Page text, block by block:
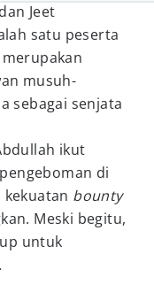
Jeet
satu peserta
musuh-
sebagai senjata
ikut
di
bounty
Meski begitu,
untuk